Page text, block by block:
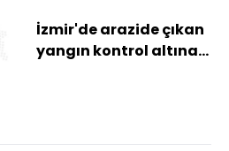
İzmir'de arazide çıkan
yangın kontrol altına